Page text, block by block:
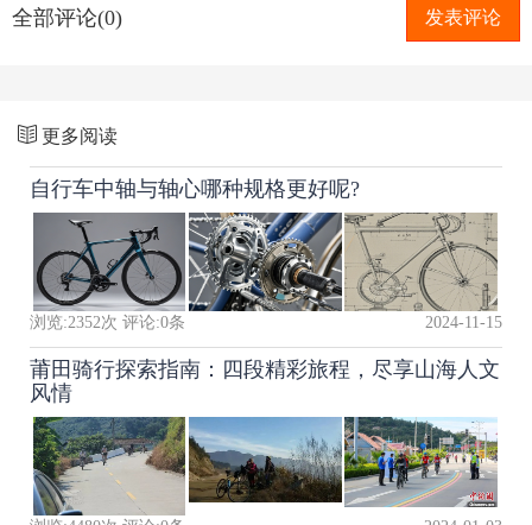
全部评论(0) 发表评论
更多阅读
自行车中轴与轴心哪种规格更好呢?
浏览:2352次 评论:0条 2024-11-15
莆田骑行探索指南：四段精彩旅程，尽享山海人文
风情